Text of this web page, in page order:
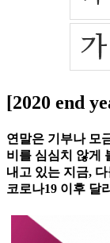
[2020 end
연말은 기부나 모
비를 심심치 않게
내고 있는 지금,
코로나19 이후 달